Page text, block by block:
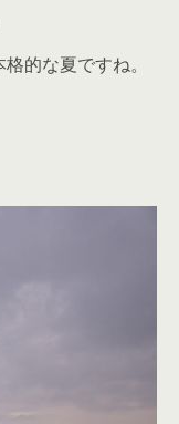
的な夏ですね。